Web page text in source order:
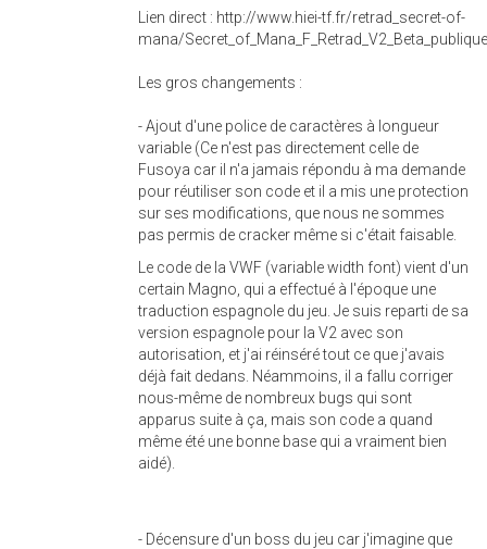
Lien direct : http://www.hiei-tf.fr/retrad_secret-of-
mana/
Les gros changements :
- Ajout d'une police de caractères à longueur
variable (Ce n'est pas directement celle de
Fusoya car il n'a jamais répondu à ma demande
pour réutiliser son code et il a mis une protection
sur ses modifications, que nous ne sommes
pas permis de cracker même si c'était faisable.
Le code de la VWF (variable width font) vient d'un
certain Magno, qui a effectué à l'époque une
traduction espagnole du jeu. Je suis reparti de sa
version espagnole pour la V2 avec son
autorisation, et j'ai réinséré tout ce que j'avais
déjà fait dedans. Néammoins, il a fallu corriger
nous-même de nombreux bugs qui sont
apparus suite à ça, mais son code a quand
même été une bonne base qui a vraiment bien
aidé).
- Décensure d'un boss du jeu car j'imagine que